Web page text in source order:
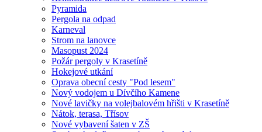
Pyramida
Pergola na odpad
Karneval
Strom na lanovce
Masopust 2024
Požár pergoly v Krasetíně
Hokejové utkání
Oprava obecní cesty "Pod lesem"
Nový vodojem u Dívčího Kamene
Nové lavičky na volejbalovém hřišti v Krasetíně
Nátok, terasa, Třísov
Nové vybavení šaten v ZŠ